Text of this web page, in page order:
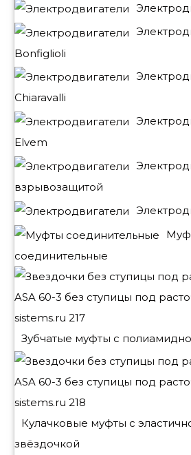
Bonfiglioli
Chiaravalli
Elvem
взрывозащитой
соединительные
Зубчатые муфты с
Кулачковые муфты с
звёздочкой